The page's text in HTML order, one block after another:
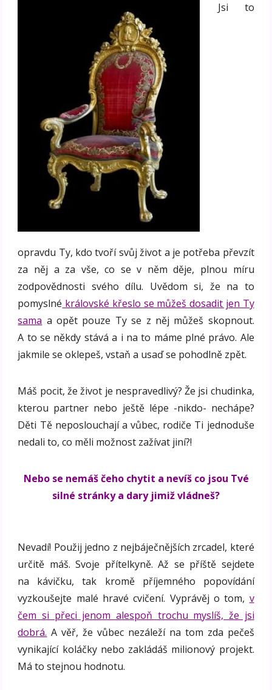
Jsi to
opravdu Ty, kdo tvoří svůj život a je potřeba převzít
za něj a za vše, co se v něm děje, plnou míru
zodpovědnosti svého dílu. Uvědom si, že na to
pomyslné královské křeslo se můžeš dosadit jen Ty
sama a opět pouze Ty se z něj můžeš skopnout.
A to se někdy stává a i na to máme plné právo. Ale
jakmile se oklepeš, vstaň a usaď se pohodlně zpět.
Máš pocit, že život je nespravedlivý? Že jsi chudinka,
kterou partner nebo ještě lépe -nikdo- nechápe?
Děti Tě neposlouchají a vůbec, rodiče Ti jednoduše
nedali to, co měli možnost zažívat jiní?!
Nebo se nemáš čeho chytit a nevíš co jsou Tvé
silné stránky a dary jimiž vládneš?
Nevadí! Použij jedno z nejbáječnějších zrcadel, které
určitě máš. Svoje přítelkyně. Až se příště sejdete
na kávičku, tak kromě příjemného popovídání
vyzkoušejte malé hravé cvičení. Vyprávěj o tom, v
čem si přeci jenom alespoň trochu myslíš, že jsi
dobrá. A věř, že vůbec nezáleží na tom zda pečeš
vynikající koláčky nebo zakládáš milionový projekt.
Má to stejnou hodnotu.